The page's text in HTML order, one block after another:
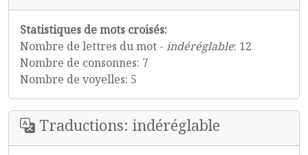
Statistiques de mots croisés:
Nombre de lettres du mot - indéréglable: 12
Nombre de consonnes: 7
Nombre de voyelles: 5
Traductions: indéréglable